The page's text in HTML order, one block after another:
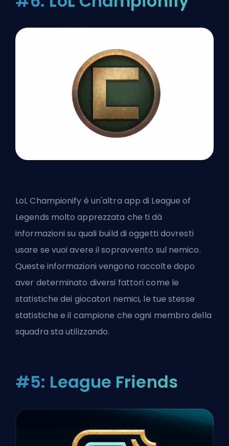
LoL Championify è un'altra app di League of
Legends molto apprezzata che ti dà
informazioni su quali build di oggetti dovresti
usare se vuoi avere il sopravvento sul nemico.
Queste informazioni vengono raccolte dopo
aver determinato diversi fattori come le
statistiche dei giocatori nemici, le tue stesse
statistiche e il campione che ogni membro della
squadra sta utilizzando.
#5: League Friends